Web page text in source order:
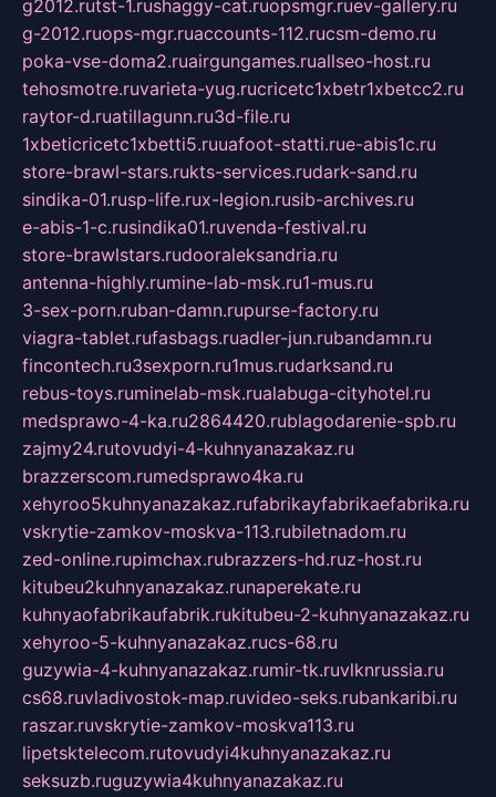
g2012.rutst-1.rushaggy-cat.ruopsmgr.ruev-gallery.ru
g-2012.ruops-mgr.ruaccounts-112.rucsm-demo.ru
poka-vse-doma2.ruairgungames.ruallseo-host.ru
tehosmotre.ruvarieta-yug.rucricetc1xbetr1xbetcc2.ru
raytor-d.ruatillagunn.ru3d-file.ru
1xbeticricetc1xbetti5.ruuafoot-statti.rue-abis1c.ru
store-brawl-stars.rukts-services.rudark-sand.ru
sindika-01.rusp-life.rux-legion.rusib-archives.ru
e-abis-1-c.rusindika01.ruvenda-festival.ru
store-brawlstars.rudooraleksandria.ru
antenna-highly.rumine-lab-msk.ru1-mus.ru
3-sex-porn.ruban-damn.rupurse-factory.ru
viagra-tablet.rufasbags.ruadler-jun.rubandamn.ru
fincontech.ru3sexporn.ru1mus.rudarksand.ru
rebus-toys.ruminelab-msk.rualabuga-cityhotel.ru
medsprawo-4-ka.ru2864420.rublagodarenie-spb.ru
zajmy24.rutovudyi-4-kuhnyanazakaz.ru
brazzerscom.rumedsprawo4ka.ru
xehyroo5kuhnyanazakaz.rufabrikayfabrikaefabrika.ru
vskrytie-zamkov-moskva-113.rubiletnadom.ru
zed-online.rupimchax.rubrazzers-hd.ruz-host.ru
kitubeu2kuhnyanazakaz.runaperekate.ru
kuhnyaofabrikaufabrik.rukitubeu-2-kuhnyanazakaz.ru
xehyroo-5-kuhnyanazakaz.rucs-68.ru
guzywia-4-kuhnyanazakaz.rumir-tk.ruvlknrussia.ru
cs68.ruvladivostok-map.ruvideo-seks.rubankaribi.ru
raszar.ruvskrytie-zamkov-moskva113.ru
lipetsktelecom.rutovudyi4kuhnyanazakaz.ru
seksuzb.ruguzywia4kuhnyanazakaz.ru